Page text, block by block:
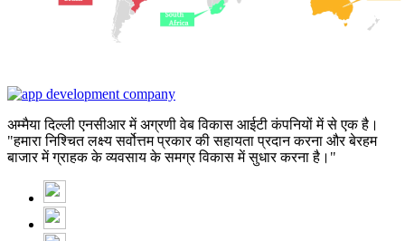
अम्मैया दिल्ली एनसीआर में अग्रणी वेब विकास आईटी कंपनियों में से एक है।
"हमारा निश्चित लक्ष्य सर्वोत्तम प्रकार की सहायता प्रदान करना और बेरहम
बाजार में ग्राहक के व्यवसाय के समग्र विकास में सुधार करना है।"